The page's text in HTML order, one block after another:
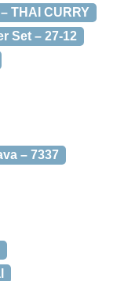
THAI CURRY
Set – 27-12
– 7337